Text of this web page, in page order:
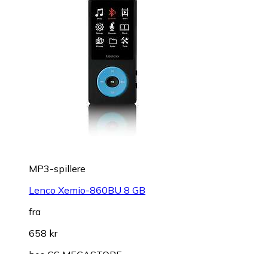
MP3-spillere
Lenco Xemio-860BU 8 GB
fra
658 kr